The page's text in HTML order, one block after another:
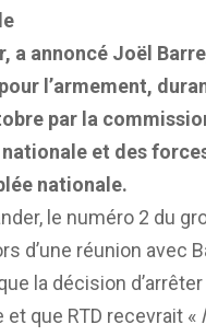
a annoncé Joël
l’armement,
par la
et des
nationale.
le numéro 2 du
d’une réunion avec
la décision
et que RTD recevrait «